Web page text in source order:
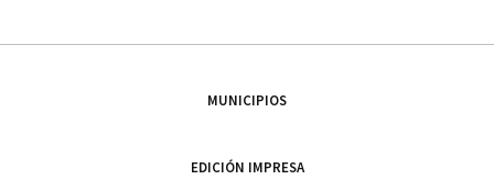
MUNICIPIOS
EDICIÓN IMPRESA